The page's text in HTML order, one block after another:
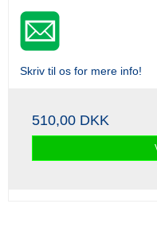
Skriv til os for mere info!
510,00 DKK